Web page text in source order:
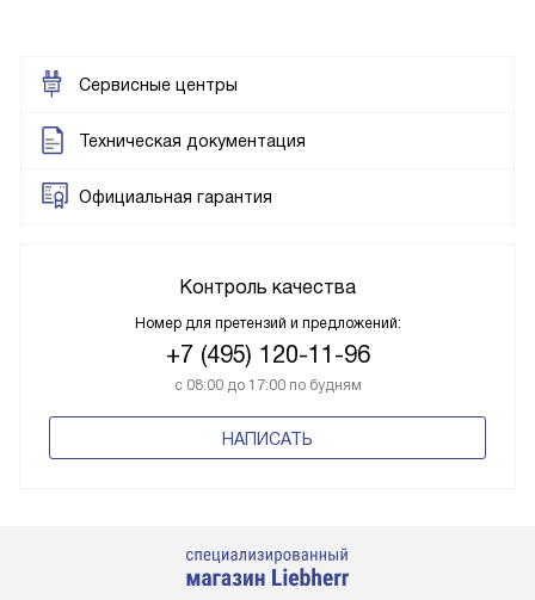
Сервисные центры
Техническая документация
Официальная гарантия
Контроль качества
Номер для претензий и предложений:
+7 (495) 120-11-96
с 08:00 до 17:00 по будням
НАПИСАТЬ